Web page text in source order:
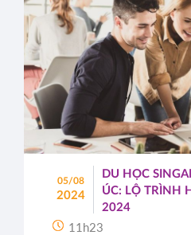
05/08
2024
DU HỌC
ÚC: LỘ TRÌNH
2024
11h23